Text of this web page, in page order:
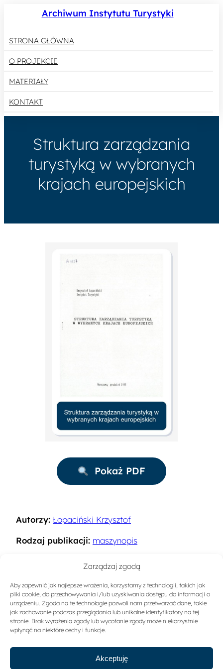
Zarządzaj zgodą
Aby zapewnić jak najlepsze wrażenia, korzystamy z technologii, takich jak
pliki cookie, do przechowywania i/lub uzyskiwania dostępu do informacji o
urządzeniu. Zgoda na te technologie pozwoli nam przetwarzać dane, takie
jak zachowanie podczas przeglądania lub unikalne identyfikatory na tej
stronie. Brak wyrażenia zgody lub wycofanie zgody może niekorzystnie
wpłynąć na niektóre cechy i funkcje.
Akceptuję
Archiwum Instytutu Turystyki
STRONA GŁÓWNA
O PROJEKCIE
MATERIAŁY
KONTAKT
Struktura zarządzania
turystyką w wybranych
krajach europejskich
Pokaż PDF
Autorzy: Łopaciński Krzysztof
Rodzaj publikacji: maszynopis
Miejsce wydania: Warszawa
Słowa kluczowe: Zarządzanie w turystyce
Sygnatura:A-1297